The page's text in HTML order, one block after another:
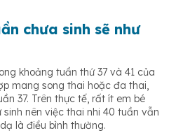
chưa sinh sẽ như
khoảng tuần thứ 37 và 41 của
mang song thai hoặc đa thai,
37. Trên thực tế, rất ít em bé
nên việc thai nhi 40 tuần vẫn
là điều bình thường.